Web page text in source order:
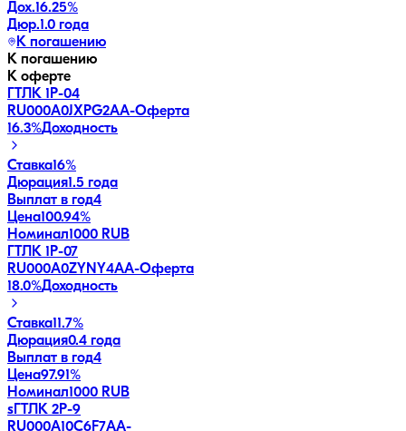
Дох.16.25%
Дюр.1.0 года
К погашению
К погашению
К оферте
ГТЛК 1P-04
RU000A0JXPG2AA-Оферта
16.3%Доходность
Ставка16%
Дюрация1.5 года
Выплат в год4
Цена100.94%
Номинал1000 RUB
ГТЛК 1P-07
RU000A0ZYNY4AA-Оферта
18.0%Доходность
Ставка11.7%
Дюрация0.4 года
Выплат в год4
Цена97.91%
Номинал1000 RUB
sГТЛК 2P-9
RU000A10C6F7AA-